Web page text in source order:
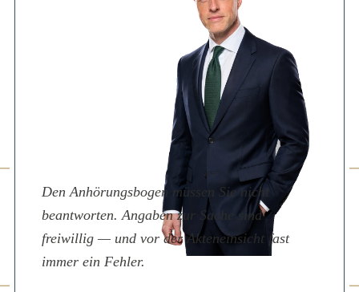
Den Anhörungsbogen müssen Sie nicht
beantworten. Angaben zur Sache sind
freiwillig — und vor der Akteneinsicht fast
immer ein Fehler.